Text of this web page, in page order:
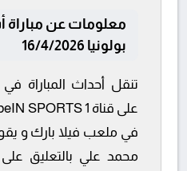
معلومات عن مباراة
بولونيا 16/4/2026
تنقل أحداث المباراة
في ملعب فيلا بارك و
محمد علي بالتعليق